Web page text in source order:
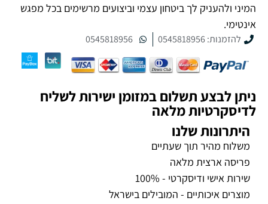
המיני ולהעניק לך ביטחון עצמי וביצועים מרשימים בכל מפגש
אינטימי.
להזמנות: 0545818956 0545818956
ניתן לבצע תשלום במזומן ישירות לשליח
לדיסקרטיות מלאה
היתרונות שלנו
משלוח מהיר תוך שעתיים
פריסה ארצית מלאה
שירות אישי ודיסקרטי - 100%
מוצרים איכותיים - המובילים בישראל